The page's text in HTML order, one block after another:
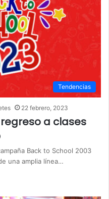
Tendencias
22 febrero, 2023
a clases
Back to School 2003
una amplia línea…